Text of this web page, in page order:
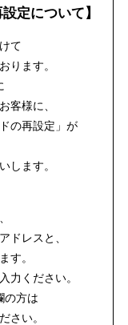
定について】
て
ります。
客様に、
の再設定」が
します。
ドレスと、
す。
力ください。
の方は
さい。